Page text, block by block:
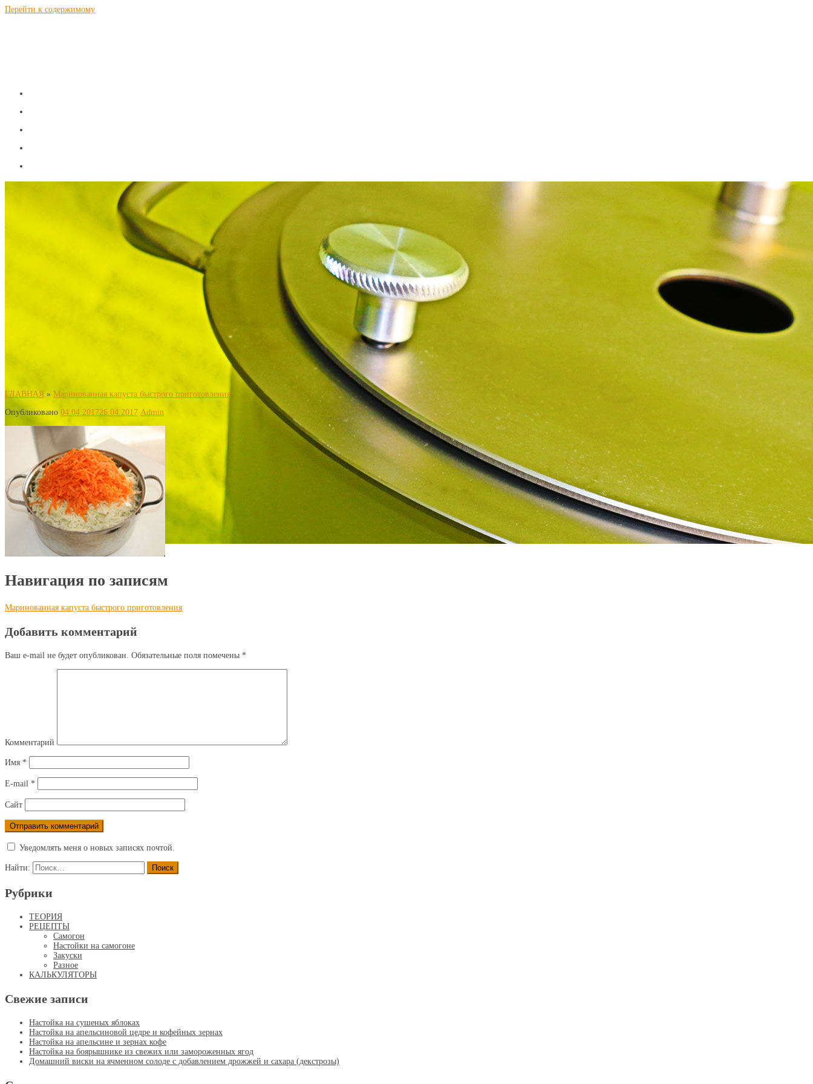
Перейти к содержимому
ГЛАВНАЯ » Маринованная капуста быстрого приготовления
Опубликовано 04.04.201726.04.2017 Admin
Навигация по записям
Маринованная капуста быстрого приготовления
Добавить комментарий
Ваш e-mail не будет опубликован. Обязательные поля помечены *
Комментарий
Имя *
E-mail *
Сайт
Уведомлять меня о новых записях почтой.
Найти:
Рубрики
ТЕОРИЯ
РЕЦЕПТЫ
Самогон
Настойки на самогоне
Закуски
Разное
КАЛЬКУЛЯТОРЫ
Свежие записи
Настойка на сушеных яблоках
Настойка на апельсиновой цедре и кофейных зернах
Настойка на апельсине и зернах кофе
Настойка на боярышнике из свежих или замороженных ягод
Домашний виски на ячменном солоде с добавлением дрожжей и сахара (декстрозы)